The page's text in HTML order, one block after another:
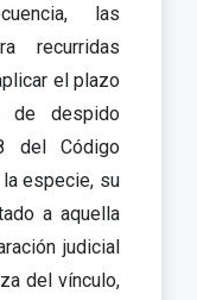
las
recurridas
el plazo
de despido
del Código
especie, su
a aquella
judicial
del vínculo,